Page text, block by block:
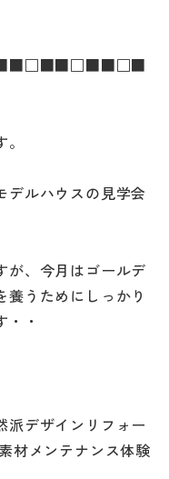
デルハウスの見学会
が、今月はゴールデ
養うためにしっかり
・
派デザインリフォー
材メンテナンス体験